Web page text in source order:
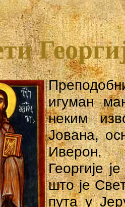
игуман
неким
Јована,
Иверон.
Георгије
што је
пута у